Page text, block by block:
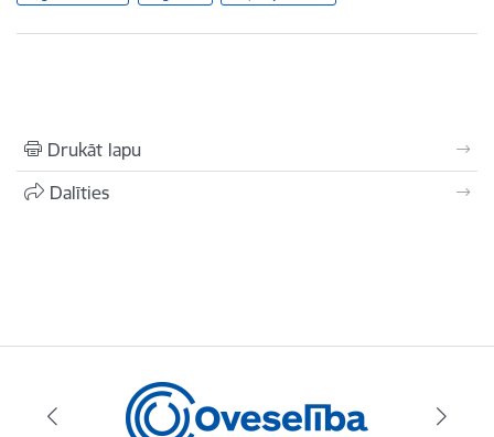
Drukāt lapu
Dalīties